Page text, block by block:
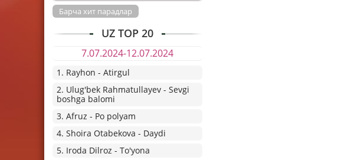
Барча хит парадлар
UZ TOP 20
7.07.2024-12.07.2024
1. Rayhon - Atirgul
2. Ulug'bek Rahmatullayev - Sevgi
boshga balomi
3. Afruz - Po polyam
4. Shoira Otabekova - Daydi
5. Iroda Dilroz - To'yona